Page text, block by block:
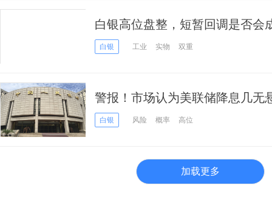
白银高位盘整，短暂回调是否会
白银 工业 实物 双重
警报！市场认为美联储降息几无
扩大至1%
白银 风险 概率 高位
加载更多